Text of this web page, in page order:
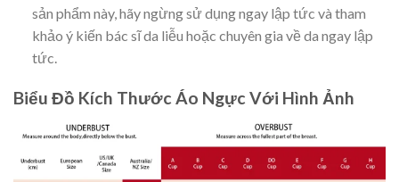
sản phẩm này, hãy ngừng sử dụng ngay lập tức và tham
khảo ý kiến bác sĩ da liễu hoặc chuyên gia về da ngay lập
tức.
Biểu Đồ Kích Thước Áo Ngực Với Hình Ảnh